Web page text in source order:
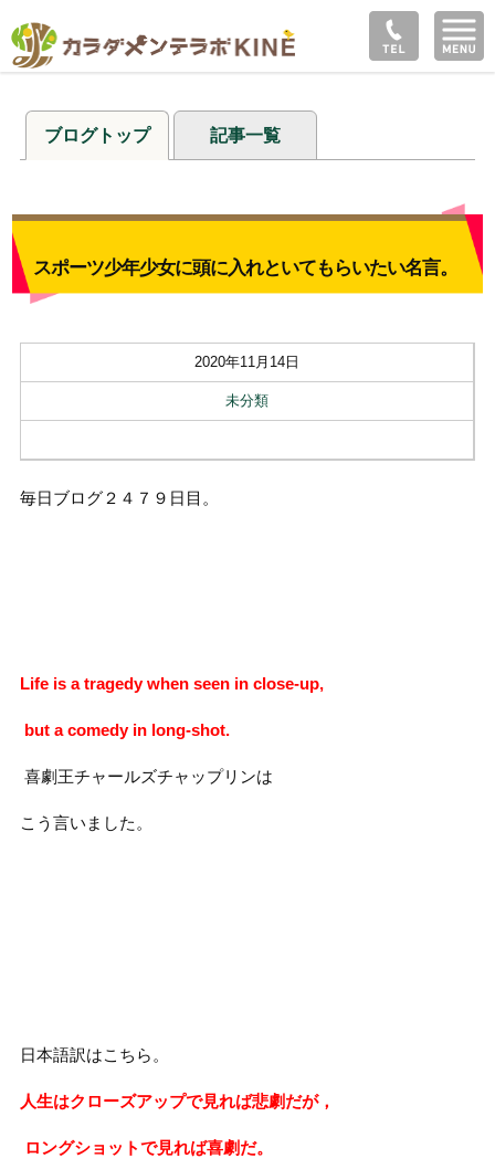
ブログトップ 記事一覧
スポーツ少年少女に頭に入れといてもらいたい名言。
2020年11月14日
未分類
毎日ブログ２４７９日目。
Life is a tragedy when seen in close-up,
but a comedy in long-shot.
喜劇王チャールズチャップリンは
こう言いました。
日本語訳はこちら。
人生はクローズアップで見れば悲劇だが，
ロングショットで見れば喜劇だ。